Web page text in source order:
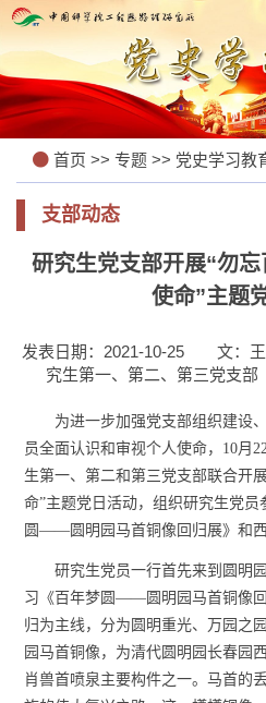
首页 >> 专题 >> 党史学习教
支部动态
研究生党支部开展“勿
使命”主题
发表日期：2021-10-25 文：
究生第一、第二、第三党支部
为进一步加强党支部组织建设
员全面认识和审视个人使命， 10月
生第一、第二和第三党支部联合开
命”主题党日活动，组织研究生党
圆——圆明园马首铜像回归展》和西
研究生党员一行首先来到圆
习《百年梦圆——圆明园马首铜像
归为主线，分为圆明重光、万园之
园马首铜像，为清代圆明园长春园
肖兽首喷泉主要构件之一。马首的